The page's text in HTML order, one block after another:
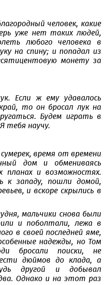
человек, какие
уже нет таких людей,
любого человека в
на спину; и попадал из
монету за
Если ж ему удавалось
то он бросал лук на
Будем играть в
тебя научу.
время от времени
дом и обмениваясь
планах и возможностях.
к западу, пошли домой,
и вскоре скрылись в
мальчики снова были
и поболтали, лежа в
в своей последней яме,
надежды, но Том
бросали поиски, не
дюймов до клада, а
другой и добывал
Однако и на этот раз